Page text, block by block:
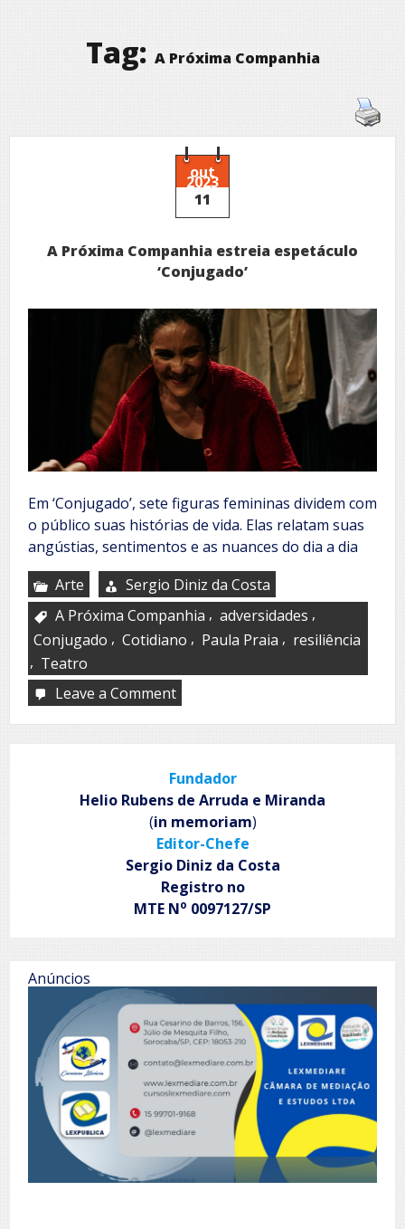
Tag: A Próxima Companhia
out
2023
11
A Próxima Companhia estreia espetáculo
‘Conjugado’
Em ‘Conjugado’, sete figuras femininas dividem com
o público suas histórias de vida. Elas relatam suas
angústias, sentimentos e as nuances do dia a dia
Arte
Sergio Diniz da Costa
A Próxima Companhia , adversidades ,
Conjugado , Cotidiano , Paula Praia , resiliência
, Teatro
Leave a Commenton
Próxima
espetáculo
‘Conjugado’
Fundador
Helio Rubens de Arruda e Miranda
(in memoriam)
Editor-Chefe
Sergio Diniz da Costa
Registro no
MTE No 0097127/SP
Anúncios